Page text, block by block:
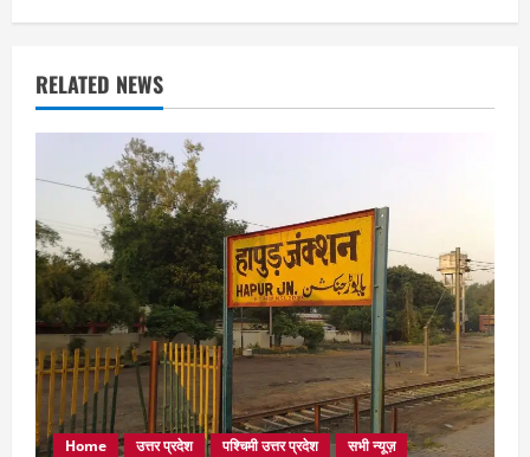
RELATED NEWS
Home उत्तर प्रदेश पश्चिमी उत्तर प्रदेश सभी न्यूज़